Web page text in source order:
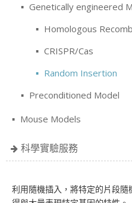
Genetically engineered
Homologous
CRISPR/Cas
Random Insertion
Preconditioned Model
Mouse Models
科學實驗服務
利用隨機插入，將特定的片段隨